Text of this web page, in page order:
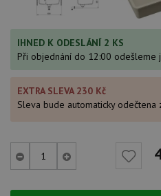
IHNED K ODESLÁNÍ 2 KS
Při objednání do 12:00 odešleme
EXTRA SLEVA 230 Kč
Sleva bude automaticky odečtena